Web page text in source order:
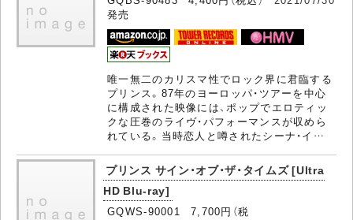
発売
唯一無二のカリスマ性でロック界に君臨する
プリンス。87年のヨーロッパ・ツアーを中心
に構成された映像には、ポップでエロティッ
クな圧巻のライヴ・パフォーマンスが収めら
れている。当時恋人と噂されたシーナ・イ…
プリンス サイン・オブ・ザ・タイムズ [Ultra
HD Blu-ray]
GQWS-90001 7,700円（税